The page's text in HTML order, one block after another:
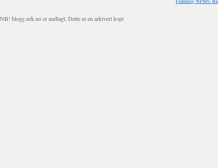
NB! blogg.nrk.no er nedlagt. Dette er en arkivert kopi